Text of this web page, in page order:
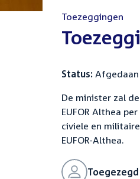
Toezeggingen
:
Status: Afgedaan
De minister zal
EUFOR Althea
civiele en
EUFOR-Althea.